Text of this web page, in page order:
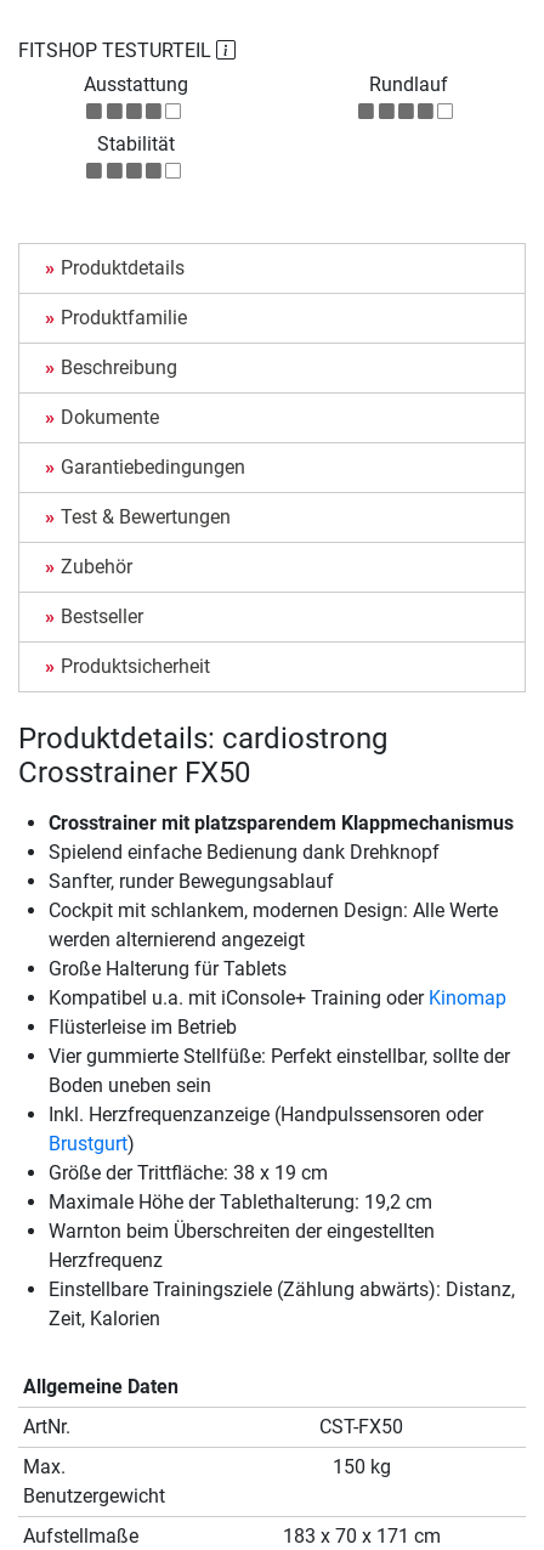
FITSHOP TESTURTEIL
Ausstattung
Rundlauf
Stabilität
Produktdetails
Produktfamilie
Beschreibung
Dokumente
Garantiebedingungen
Test & Bewertungen
Zubehör
Bestseller
Produktsicherheit
Produktdetails: cardiostrong
Crosstrainer FX50
Crosstrainer mit platzsparendem Klappmechanismus
Spielend einfache Bedienung dank Drehknopf
Sanfter, runder Bewegungsablauf
Cockpit mit schlankem, modernen Design: Alle Werte
werden alternierend angezeigt
Große Halterung für Tablets
Kompatibel u.a. mit iConsole+ Training oder Kinomap
Flüsterleise im Betrieb
Vier gummierte Stellfüße: Perfekt einstellbar, sollte der
Boden uneben sein
Inkl. Herzfrequenzanzeige (Handpulssensoren oder
Brustgurt)
Größe der Trittfläche: 38 x 19 cm
Maximale Höhe der Tablethalterung: 19,2 cm
Warnton beim Überschreiten der eingestellten
Herzfrequenz
Einstellbare Trainingsziele (Zählung abwärts): Distanz,
Zeit, Kalorien
Allgemeine Daten
ArtNr.
CST-FX50
Max.
Benutzergewicht
150 kg
Aufstellmaße
183 x 70 x 171 cm